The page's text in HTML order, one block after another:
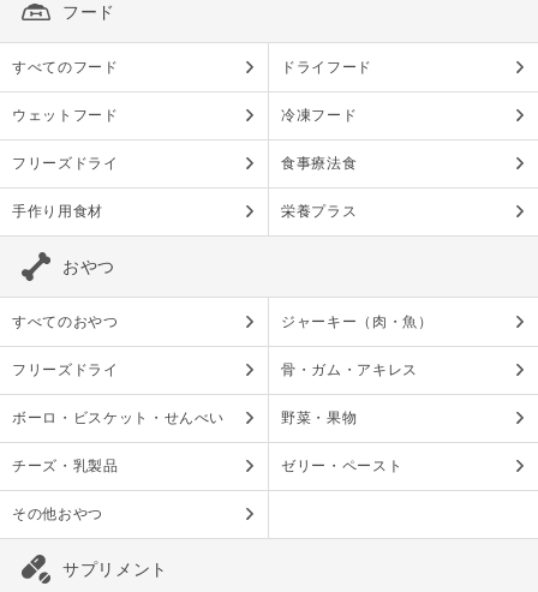
フード
すべてのフード ドライフード
ウェットフード 冷凍フード
フリーズドライ 食事療法食
手作り用食材 栄養プラス
おやつ
すべてのおやつ ジャーキー（肉・魚）
フリーズドライ 骨・ガム・アキレス
ボーロ・ビスケット・せんべい 野菜・果物
チーズ・乳製品 ゼリー・ペースト
その他おやつ
サプリメント